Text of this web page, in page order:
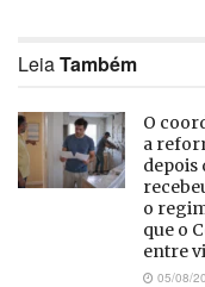
LeiaTambém
O
a
depois
o
que o
entre
05/08/